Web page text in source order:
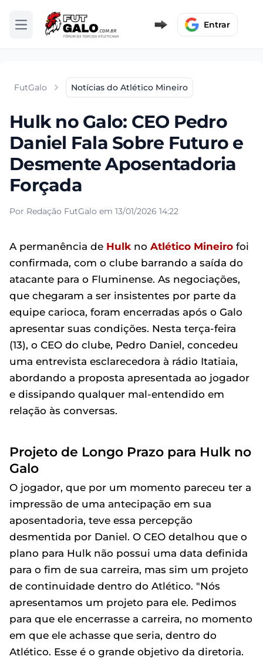
Abrir menu Entrar
FutGalo Notícias do Atlético Mineiro
Hulk no Galo: CEO Pedro
Daniel Fala Sobre Futuro e
Desmente Aposentadoria
Forçada
Por Redação FutGalo em 13/01/2026 14:22
A permanência de Hulk no Atlético Mineiro foi
confirmada, com o clube barrando a saída do
atacante para o Fluminense. As negociações,
que chegaram a ser insistentes por parte da
equipe carioca, foram encerradas após o Galo
apresentar suas condições. Nesta terça-feira
(13), o CEO do clube, Pedro Daniel, concedeu
uma entrevista esclarecedora à rádio Itatiaia,
abordando a proposta apresentada ao jogador
e dissipando qualquer mal-entendido em
relação às conversas.
Projeto de Longo Prazo para Hulk no
Galo
O jogador, que por um momento pareceu ter a
impressão de uma antecipação em sua
aposentadoria, teve essa percepção
desmentida por Daniel. O CEO detalhou que o
plano para Hulk não possui uma data definida
para o fim de sua carreira, mas sim um projeto
de continuidade dentro do Atlético. "Nós
apresentamos um projeto para ele. Pedimos
para que ele encerrasse a carreira, no momento
em que ele achasse que seria, dentro do
Atlético. Esse é o grande objetivo da diretoria.